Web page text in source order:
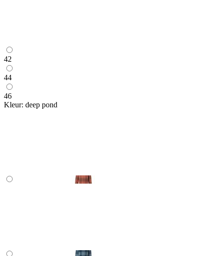
42
44
46
Kleur: deep pond